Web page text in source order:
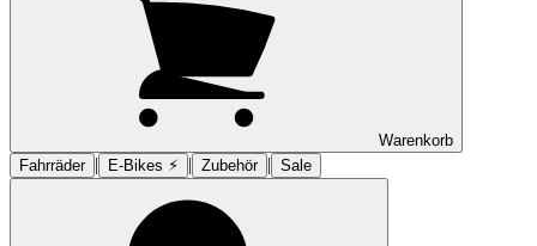
Warenkorb
Fahrräder | E-Bikes ⚡︎ | Zubehör | Sale